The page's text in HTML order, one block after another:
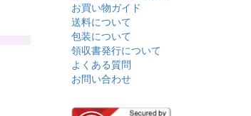
お買い物ガイド
送料について
包装について
領収書発行について
よくある質問
お問い合わせ